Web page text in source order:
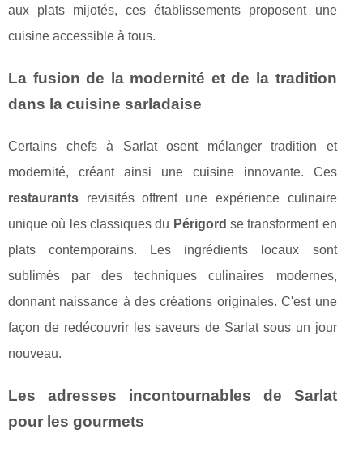
aux plats mijotés, ces établissements proposent une
cuisine accessible à tous.
La fusion de la modernité et de la tradition
dans la cuisine sarladaise
Certains chefs à Sarlat osent mélanger tradition et
modernité, créant ainsi une cuisine innovante. Ces
restaurants revisités offrent une expérience culinaire
unique où les classiques du Périgord se transforment en
plats contemporains. Les ingrédients locaux sont
sublimés par des techniques culinaires modernes,
donnant naissance à des créations originales. C'est une
façon de redécouvrir les saveurs de Sarlat sous un jour
nouveau.
Les adresses incontournables de Sarlat
pour les gourmets